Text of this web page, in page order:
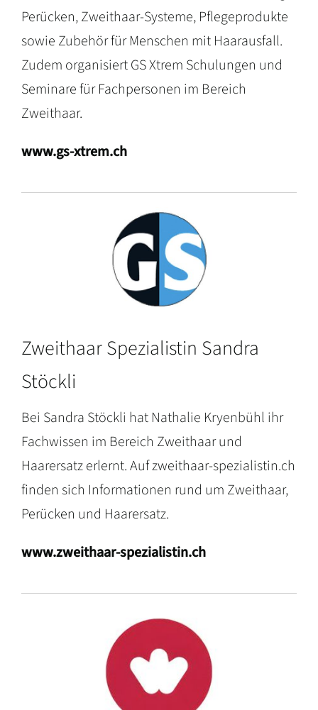
Perücken, Zweithaar-Systeme, Pflegeprodukte
sowie Zubehör für Menschen mit Haarausfall.
Zudem organisiert GS Xtrem Schulungen und
Seminare für Fachpersonen im Bereich
Zweithaar.
www.gs-xtrem.ch
Zweithaar Spezialistin Sandra
Stöckli
Bei Sandra Stöckli hat Nathalie Kryenbühl ihr
Fachwissen im Bereich Zweithaar und
Haarersatz erlernt. Auf zweithaar-spezialistin.ch
finden sich Informationen rund um Zweithaar,
Perücken und Haarersatz.
www.zweithaar-spezialistin.ch